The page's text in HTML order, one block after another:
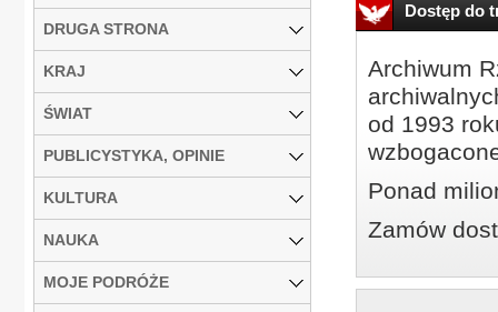
Dostęp do
Archiwum
od 1993
Ponad
Zamów
DRUGA STRONA
KRAJ
ŚWIAT
PUBLICYSTYKA, OPINIE
KULTURA
NAUKA
MOJE PODRÓŻE